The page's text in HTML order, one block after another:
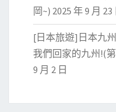
岡~) 2025 年 9 月 23
[日本旅遊]日本九
我們回家的九州!(
9 月 2 日